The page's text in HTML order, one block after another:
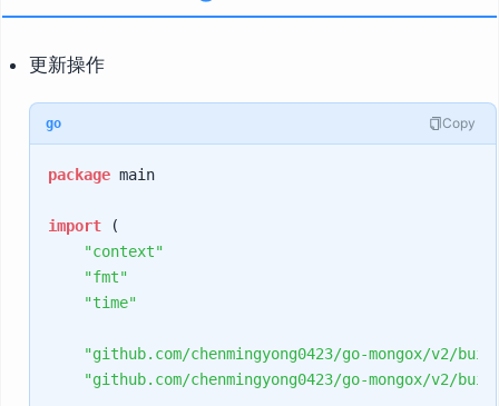
更新操作
go Copy
package main
import (
"context"
"fmt"
"time"
"github.com/chenmingyong0423/go-mongox/v2/
"github.com/chenmingyong0423/go-mongox/v2/